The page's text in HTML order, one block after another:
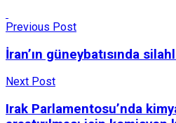
Previous Post
İran’ın güneybatısında
Next Post
Irak Parlamentosu’nda